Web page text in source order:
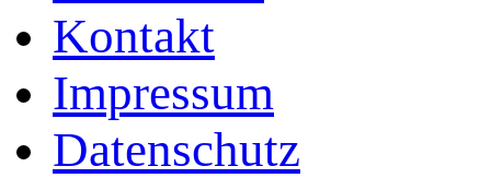
Kontakt
Impressum
Datenschutz